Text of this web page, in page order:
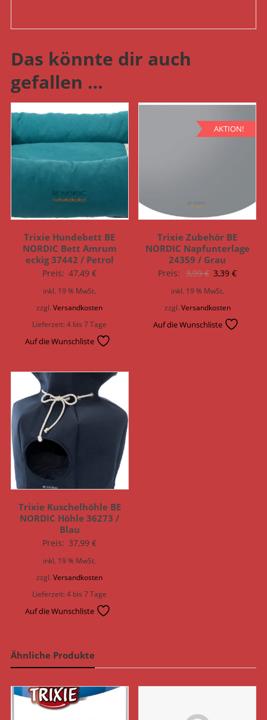
Das könnte dir auch
gefallen …
Trixie Hundebett BE
NORDIC Bett Amrum
eckig 37442 / Petrol
Preis: 47,49€
inkl. 19 % MwSt.
zzgl.Versandkosten
Lieferzeit:4 bis 7 Tage
Auf die Wunschliste
AKTION!
Trixie Zubehör BE
NORDIC Napfunterlage
24359 / Grau
Preis: 3,99€
Preis
3,99 €
3,39€
3,39 €.
inkl. 19 % MwSt.
zzgl.Versandkosten
Auf die Wunschliste
Trixie Kuschelhöhle BE
NORDIC Höhle 36273 /
Blau
Preis: 37,99€
inkl. 19 % MwSt.
zzgl.Versandkosten
Lieferzeit:4 bis 7 Tage
Auf die Wunschliste
Ähnliche Produkte